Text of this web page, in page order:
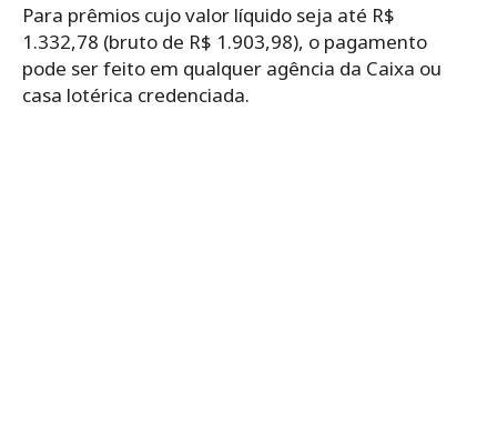
Para prêmios cujo valor líquido seja até R$
1.332,78 (bruto de R$ 1.903,98), o pagamento
pode ser feito em qualquer agência da Caixa ou
casa lotérica credenciada.